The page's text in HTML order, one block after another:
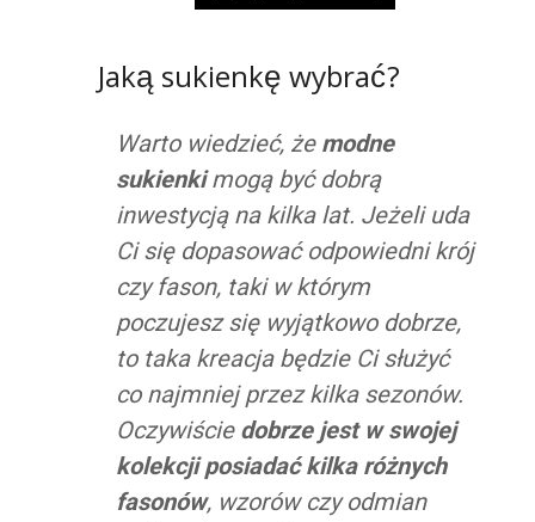
Jaką sukienkę wybrać?
Warto wiedzieć, że modne
sukienkimogą być dobrą
inwestycją na kilka lat. Jeżeli uda
Ci się dopasować odpowiedni krój
czy fason, taki w którym
poczujesz się wyjątkowo dobrze,
to taka kreacja będzie Ci służyć
co najmniej przez kilka sezonów.
Oczywiście dobrze jest w swojej
kolekcji posiadać kilka różnych
fasonów, wzorów czy odmian